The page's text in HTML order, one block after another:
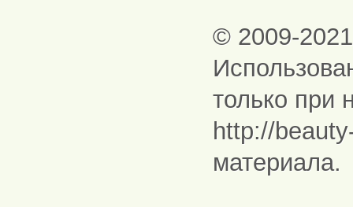
© 2009-
только при
http://
материала.